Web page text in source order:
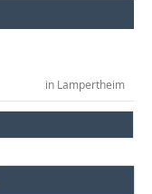
in Lampertheim